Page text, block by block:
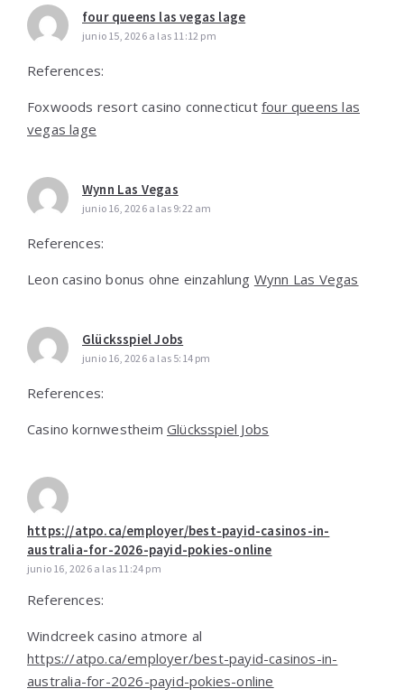
four queens las vegas lage
junio 15, 2026 a las 11:12 pm
References:
Foxwoods resort casino connecticut four queens las
vegas lage
Wynn Las Vegas
junio 16, 2026 a las 9:22 am
References:
Leon casino bonus ohne einzahlung Wynn Las Vegas
Glücksspiel Jobs
junio 16, 2026 a las 5:14 pm
References:
Casino kornwestheim Glücksspiel Jobs
https://atpo.ca/employer/best-payid-casinos-in-
australia-for-2026-payid-pokies-online
junio 16, 2026 a las 11:24 pm
References:
Windcreek casino atmore al
https://atpo.ca/employer/best-payid-casinos-in-
australia-for-2026-payid-pokies-online